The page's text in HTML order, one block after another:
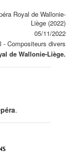
Royal de Wallonie-
Liège (2022)
05/11/2022
- Compositeurs divers
de Wallonie-Liège.
.